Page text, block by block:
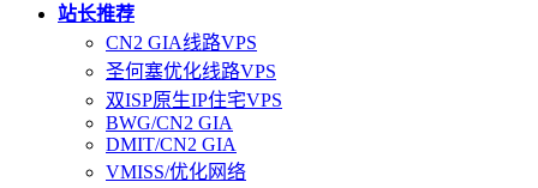
站长推荐
CN2 GIA线路VPS
圣何塞优化线路VPS
双ISP原生IP住宅VPS
BWG/CN2 GIA
DMIT/CN2 GIA
VMISS/优化网络